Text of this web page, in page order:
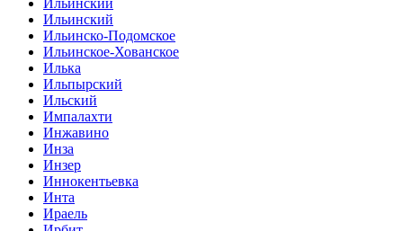
Ильинский
Ильинский
Ильинско-Подомское
Ильинское-Хованское
Илька
Ильпырский
Ильский
Импалахти
Инжавино
Инза
Инзер
Иннокентьевка
Инта
Ираель